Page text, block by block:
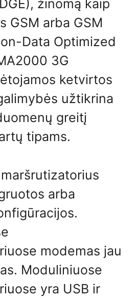
žinomą kaip
GSM arba GSM
Data Optimized
3G
ketvirtos
užtikrina
greitį
tipams.
arba
modemas jau
Moduliniuose
yra USB ir